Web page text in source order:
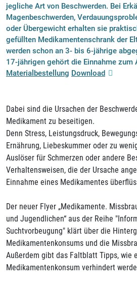
jegliche Art von Beschwerden. Bei
Magenbeschwerden,
oder Übergewicht erhalten sie
gefüllten Medikamentenschrank der
werden schon an 3- bis 6-jährige
17-jährigen gehört die Einnahme zum
Materialbestellung Download
Dabei sind die Ursachen der
Medikament zu beseitigen.
Denn Stress, Leistungsdruck,
Ernährung, Liebeskummer oder zu
Auslöser für Schmerzen oder andere
Verhaltensweisen, die der Ursache
Einnahme eines Medikamentes
Der neuer Flyer „Medikamente.
und Jugendlichen“ aus der Reihe
Suchtvorbeugung" klärt über die
Medikamentenkonsums und die
Außerdem gibt das Faltblatt Tipps, wie
Medikamentenkonsum verhindert